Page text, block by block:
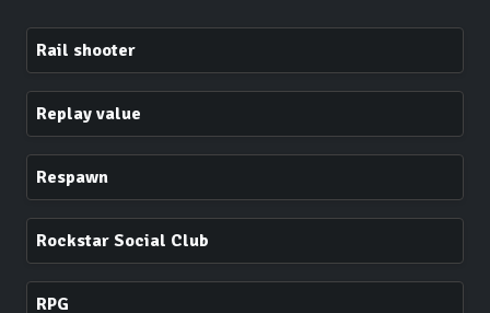
Rail shooter
Replay value
Respawn
Rockstar Social Club
RPG